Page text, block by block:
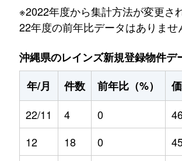
※2022年度から集計方法が変更さ
22年度の前年比データはありませ
沖縄県のレインズ新規登録物件
年/月
件数 前年比（%）
22/11
4 0
12
18 0